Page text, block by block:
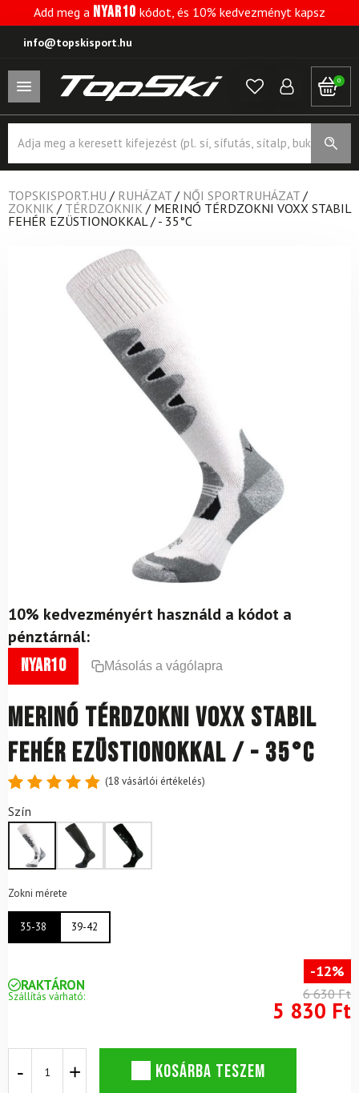
Add meg a NYAR10 kódot, és 10% kedvezményt kapsz
info@topskisport.hu
0
search
TOPSKISPORT.HU / RUHÁZAT / NŐI SPORTRUHÁZAT /
ZOKNIK / TÉRDZOKNIK / MERINÓ TÉRDZOKNI VOXX STABIL
FEHÉR EZÜSTIONOKKAL / - 35°C
10% kedvezményért használd a kódot a
pénztárnál:
nyar10 Másolás a vágólapra
Merinó térdzokni VOXX Stabil
Fehér ezüstionokkal / - 35°C
4.89
5-ből,
értékelés
alapján
(18 vásárlói értékelés)
Szín
Zokni mérete
35-38 39-42
RAKTÁRON
Szállítás várható:
-12%
6 630 Ft
5 830 Ft
térdzokni
KOSÁRBA TESZEM